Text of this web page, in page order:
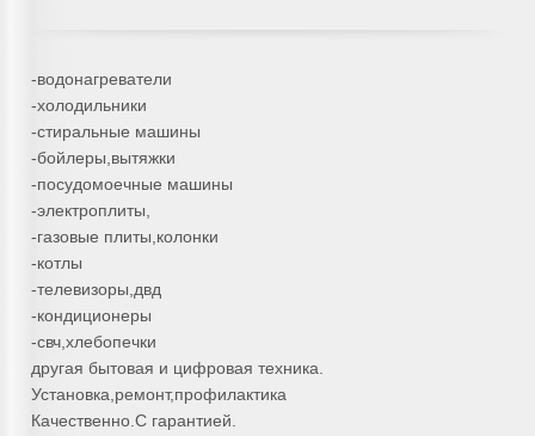
-водонагреватели
-холодильники
-стиральные машины
-бойлеры,вытяжки
-посудомоечные машины
-электроплиты,
-газовые плиты,колонки
-котлы
-телевизоры,двд
-кондиционеры
-свч,хлебопечки
другая бытовая и цифровая техника.
Установка,ремонт,профилактика
Качественно.С гарантией.